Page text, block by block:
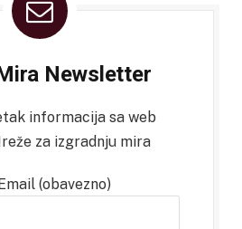
Newsletter
informacija sa web
za izgradnju mira
(obavezno)